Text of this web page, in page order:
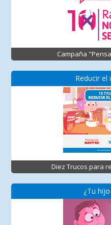
Campaña
Reducir el
Diez Trucos para
¿Tu